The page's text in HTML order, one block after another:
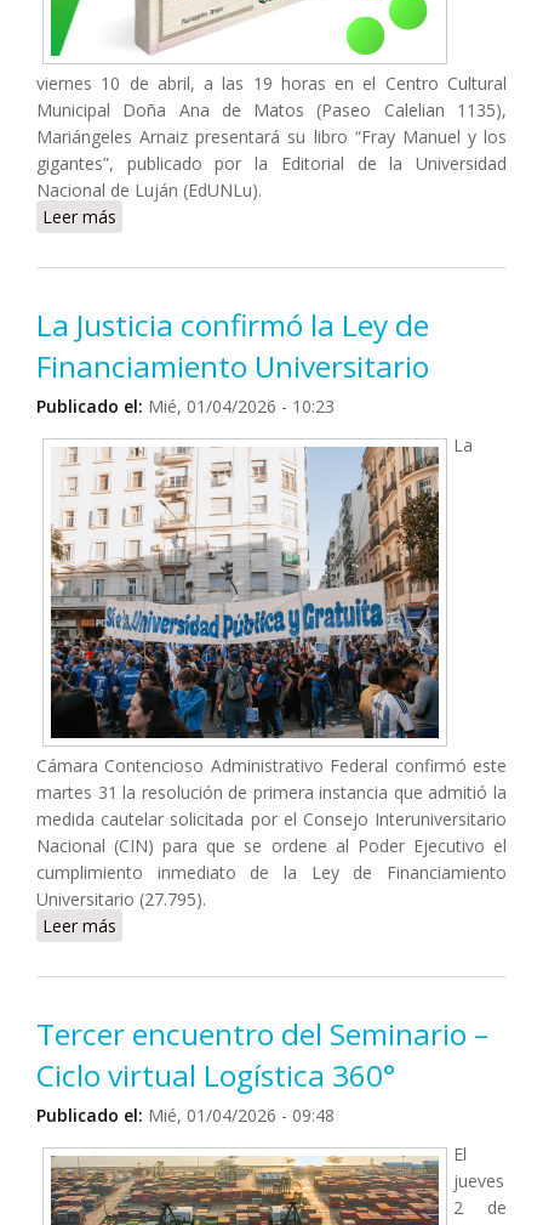
viernes 10 de abril, a las 19 horas en el Centro Cultural
Municipal Doña Ana de Matos (Paseo Calelian 1135),
Mariángeles Arnaiz presentará su libro “Fray Manuel y los
gigantes”, publicado por la Editorial de la Universidad
Nacional de Luján (EdUNLu).
Leer más
La Justicia confirmó la Ley de
Financiamiento Universitario
Publicado el: Mié, 01/04/2026 - 10:23
La
Cámara Contencioso Administrativo Federal confirmó este
martes 31 la resolución de primera instancia que admitió la
medida cautelar solicitada por el Consejo Interuniversitario
Nacional (CIN) para que se ordene al Poder Ejecutivo el
cumplimiento inmediato de la Ley de Financiamiento
Universitario (27.795).
Leer más
Tercer encuentro del Seminario –
Ciclo virtual Logística 360°
Publicado el: Mié, 01/04/2026 - 09:48
El
jueves
2 de